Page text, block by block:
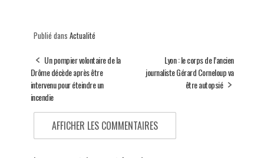
Publié dans Actualité
Un pompier volontaire de la
Drôme décède après être
intervenu pour éteindre un
incendie
Lyon : le corps de l’ancien
journaliste Gérard Corneloup va
être autopsié
AFFICHER LES COMMENTAIRES